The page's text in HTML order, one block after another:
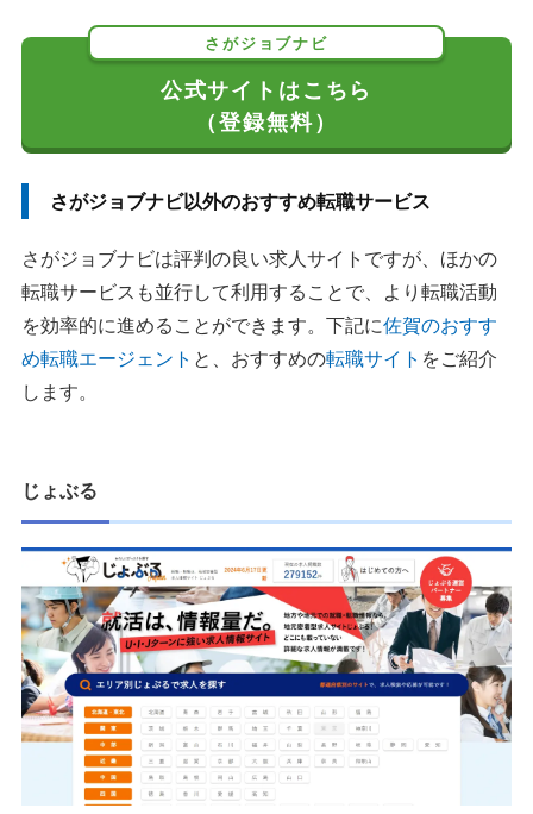
さがジョブナビ
公式サイトはこちら
（登録無料）
さがジョブナビ以外のおすすめ転職サービス
さがジョブナビは評判の良い求人サイトですが、ほかの
転職サービスも並行して利用することで、より転職活動
を効率的に進めることができます。下記に佐賀のおすす
め転職エージェント と、おすすめの転職サイト をご紹介
します。
じょぶる